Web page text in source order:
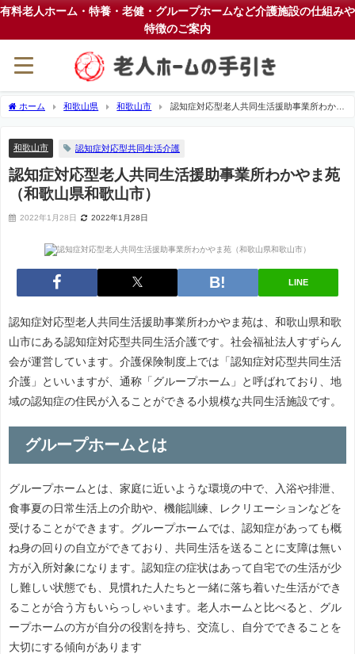
有料老人ホーム・特養・老健・グループホームなど介護施設の仕組みや
特徴のご案内
ホーム 和歌山県 和歌山市
認知症対応型老人共同生活援助事業所わかや
和歌山市 認知症対応型共同生活介護
認知症対応型老人共同生活援助事業所わかやま苑
（和歌山県和歌山市）
2022年1月28日 2022年1月28日
LINE
認知症対応型老人共同生活援助事業所わかやま苑は、和歌山県和歌
山市にある認知症対応型共同生活介護です。社会福祉法人すずらん
会が運営しています。介護保険制度上では「認知症対応型共同生活
介護」といいますが、通称「グループホーム」と呼ばれており、地
域の認知症の住民が入ることができる小規模な共同生活施設です。
グループホームとは
グループホームとは、家庭に近いような環境の中で、入浴や排泄、
食事夏の日常生活上の介助や、機能訓練、レクリエーションなどを
受けることができます。グループホームでは、認知症があっても概
ね身の回りの自立ができており、共同生活を送ることに支障は無い
方が入所対象になります。認知症の症状はあって自宅での生活が少
し難しい状態でも、見慣れた人たちと一緒に落ち着いた生活ができ
ることが合う方もいらっしゃいます。老人ホームと比べると、グル
ープホームの方が自分の役割を持ち、交流し、自分でできることを
大切にする傾向があります